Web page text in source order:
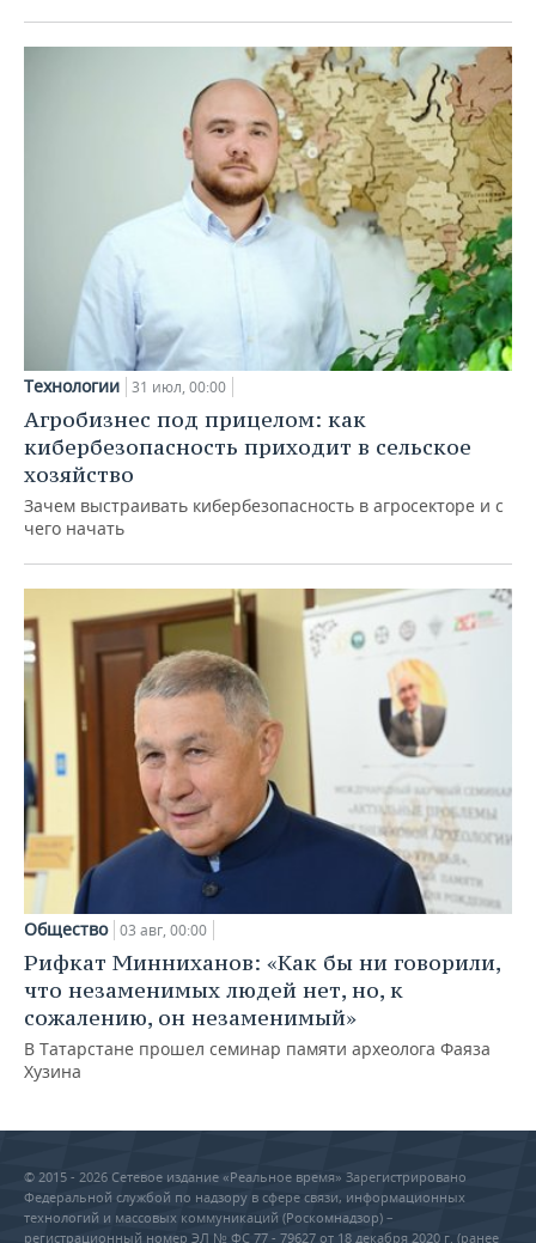
Технологии 31 июл, 00:00
Агробизнес под прицелом: как
кибербезопасность приходит в сельское
хозяйство
Зачем выстраивать кибербезопасность в агросекторе и с
чего начать
Общество 03 авг, 00:00
Рифкат Минниханов: «Как бы ни говорили,
что незаменимых людей нет, но, к
сожалению, он незаменимый»
В Татарстане прошел семинар памяти археолога Фаяза
Хузина
© 2015 - 2026 Сетевое издание «Реальное время» Зарегистрировано
Федеральной службой по надзору в сфере связи, информационных
технологий и массовых коммуникаций (Роскомнадзор) –
регистрационный номер ЭЛ № ФС 77 - 79627 от 18 декабря 2020 г. (ранее